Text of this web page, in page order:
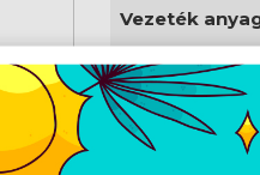
Vezeték
Csatlakozó
Vezeték fonat
Szögletes